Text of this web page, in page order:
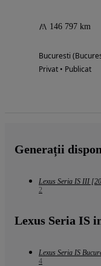
146 797 km
Bucuresti
Privat • Publicat
Generații
Lexus Seria IS III
2
Lexus Seria IS
Lexus Seria IS
4